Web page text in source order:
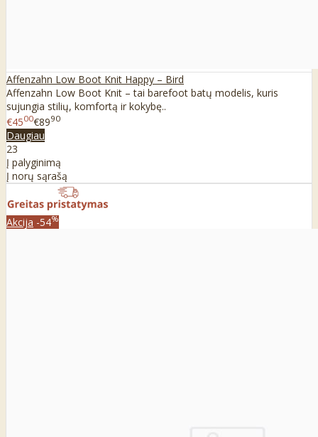
Affenzahn Low Boot Knit Happy – Bird
Affenzahn Low Boot Knit – tai barefoot batų modelis, kuris
sujungia stilių, komfortą ir kokybę..
€4500€8990
Daugiau
23
Į palyginimą
Į norų sąrašą
Akcija -54%